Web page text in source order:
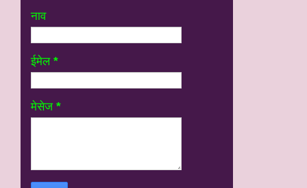
नाव
ईमेल *
मेसेज *